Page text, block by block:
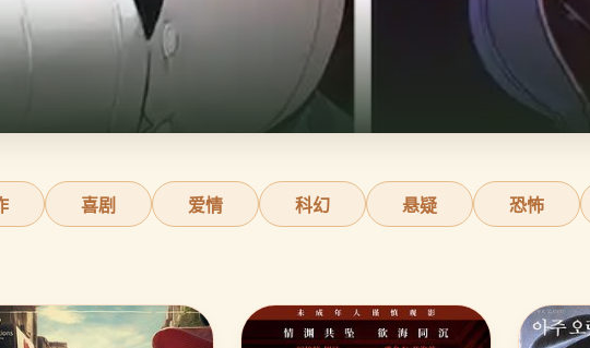
喜剧 爱情 科幻 悬疑 恐怖